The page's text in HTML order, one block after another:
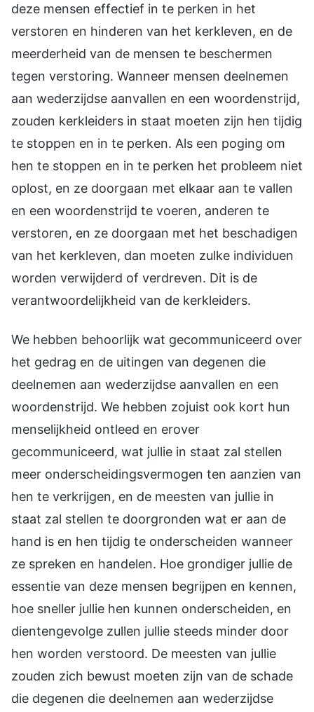
deze mensen effectief in te perken in het
verstoren en hinderen van het kerkleven, en de
meerderheid van de mensen te beschermen
tegen verstoring. Wanneer mensen deelnemen
aan wederzijdse aanvallen en een woordenstrijd,
zouden kerkleiders in staat moeten zijn hen tijdig
te stoppen en in te perken. Als een poging om
hen te stoppen en in te perken het probleem niet
oplost, en ze doorgaan met elkaar aan te vallen
en een woordenstrijd te voeren, anderen te
verstoren, en ze doorgaan met het beschadigen
van het kerkleven, dan moeten zulke individuen
worden verwijderd of verdreven. Dit is de
verantwoordelijkheid van de kerkleiders.
We hebben behoorlijk wat gecommuniceerd over
het gedrag en de uitingen van degenen die
deelnemen aan wederzijdse aanvallen en een
woordenstrijd. We hebben zojuist ook kort hun
menselijkheid ontleed en erover
gecommuniceerd, wat jullie in staat zal stellen
meer onderscheidingsvermogen ten aanzien van
hen te verkrijgen, en de meesten van jullie in
staat zal stellen te doorgronden wat er aan de
hand is en hen tijdig te onderscheiden wanneer
ze spreken en handelen. Hoe grondiger jullie de
essentie van deze mensen begrijpen en kennen,
hoe sneller jullie hen kunnen onderscheiden, en
dientengevolge zullen jullie steeds minder door
hen worden verstoord. De meesten van jullie
zouden zich bewust moeten zijn van de schade
die degenen die deelnemen aan wederzijdse